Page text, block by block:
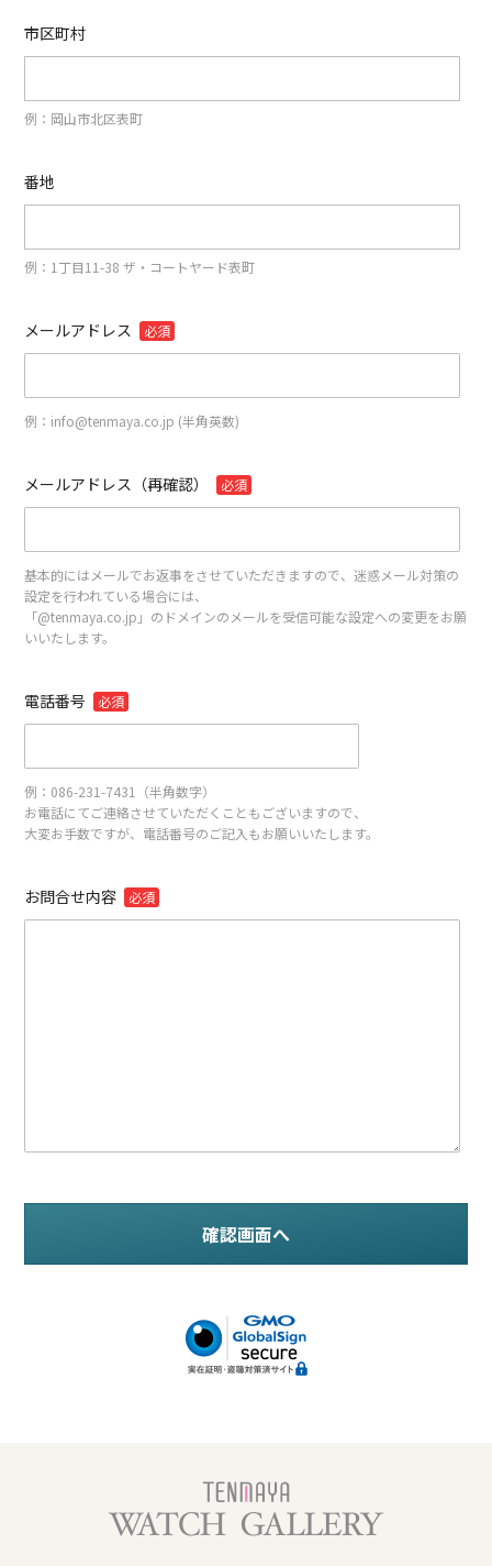
市区町村
例：岡山市北区表町
番地
例：1丁目11-38 ザ・コートヤード表町
メールアドレス 必須
例：info@tenmaya.co.jp (半角英数)
メールアドレス（再確認） 必須
基本的にはメールでお返事をさせていただきますので、迷惑メール対策の
設定を行われている場合には、
「@tenmaya.co.jp」のドメインのメールを受信可能な設定への変更をお願
いいたします。
電話番号 必須
例：086-231-7431（半角数字）
お電話にてご連絡させていただくこともございますので、
大変お手数ですが、電話番号のご記入もお願いいたします。
お問合せ内容 必須